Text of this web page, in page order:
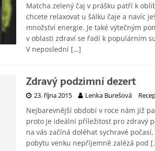
Matcha zelený čaj v prášku patří k
chcete relaxovat u šálku čaje a navíc
množství energie. Je také výtečným
v oblasti zdraví se řadí k populárním
V neposlední […]
Zdravý podzimní dezert
23. října 2015 Lenka Burešová
Nejbarevnější období v roce nám již
proto je ideální příležitost pro zdravý
na vás začíná doléhat sychravé
pobytu venku nepříjemně zalézá pod